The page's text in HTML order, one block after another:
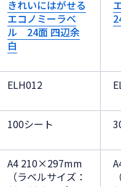
きれいにはがせる
エコノミーラベ
ル 24面 四辺余
白
ELH012
100シート
A4 210×297mm
（ラベルサイズ：